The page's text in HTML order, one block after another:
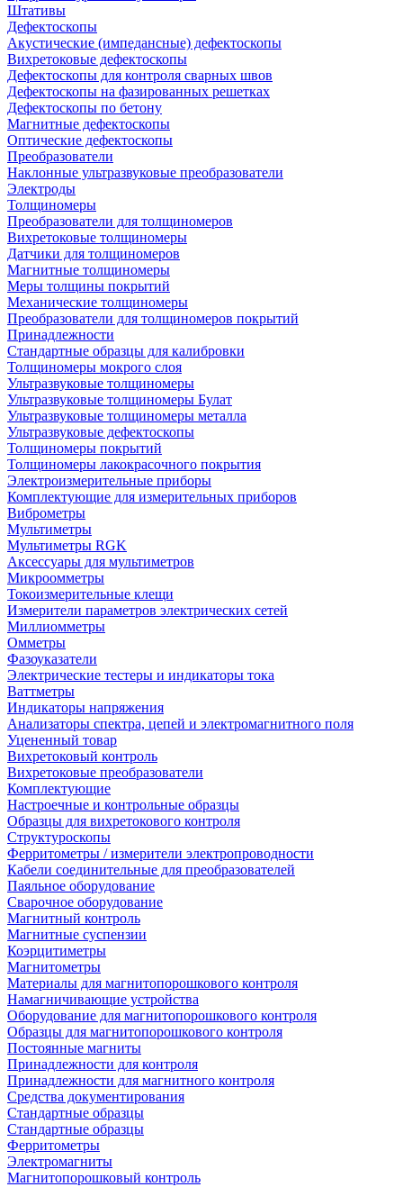
Штативы
Дефектоскопы
Акустические (импедансные) дефектоскопы
Вихретоковые дефектоскопы
Дефектоскопы для контроля сварных швов
Дефектоскопы на фазированных решетках
Дефектоскопы по бетону
Магнитные дефектоскопы
Оптические дефектоскопы
Преобразователи
Наклонные ультразвуковые преобразователи
Электроды
Толщиномеры
Преобразователи для толщиномеров
Вихретоковые толщиномеры
Датчики для толщиномеров
Магнитные толщиномеры
Меры толщины покрытий
Механические толщиномеры
Преобразователи для толщиномеров покрытий
Принадлежности
Стандартные образцы для калибровки
Толщиномеры мокрого слоя
Ультразвуковые толщиномеры
Ультразвуковые толщиномеры Булат
Ультразвуковые толщиномеры металла
Ультразвуковые дефектоскопы
Толщиномеры покрытий
Толщиномеры лакокрасочного покрытия
Электроизмерительные приборы
Комплектующие для измерительных приборов
Виброметры
Мультиметры
Мультиметры RGK
Аксессуары для мультиметров
Микроомметры
Токоизмерительные клещи
Измерители параметров электрических сетей
Миллиомметры
Омметры
Фазоуказатели
Электрические тестеры и индикаторы тока
Ваттметры
Индикаторы напряжения
Анализаторы спектра, цепей и электромагнитного поля
Уцененный товар
Вихретоковый контроль
Вихретоковые преобразователи
Комплектующие
Настроечные и контрольные образцы
Образцы для вихретокового контроля
Структуроскопы
Ферритометры / измерители электропроводности
Кабели соединительные для преобразователей
Паяльное оборудование
Сварочное оборудование
Магнитный контроль
Магнитные суспензии
Коэрцитиметры
Магнитометры
Материалы для магнитопорошкового контроля
Намагничивающие устройства
Оборудование для магнитопорошкового контроля
Образцы для магнитопорошкового контроля
Постоянные магниты
Принадлежности для контроля
Принадлежности для магнитного контроля
Средства документирования
Стандартные образцы
Стандартные образцы
Ферритометры
Электромагниты
Магнитопорошковый контроль